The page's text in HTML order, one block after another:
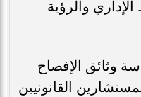
الإداري والرؤية
وثائق الإفصاح
القانونيين